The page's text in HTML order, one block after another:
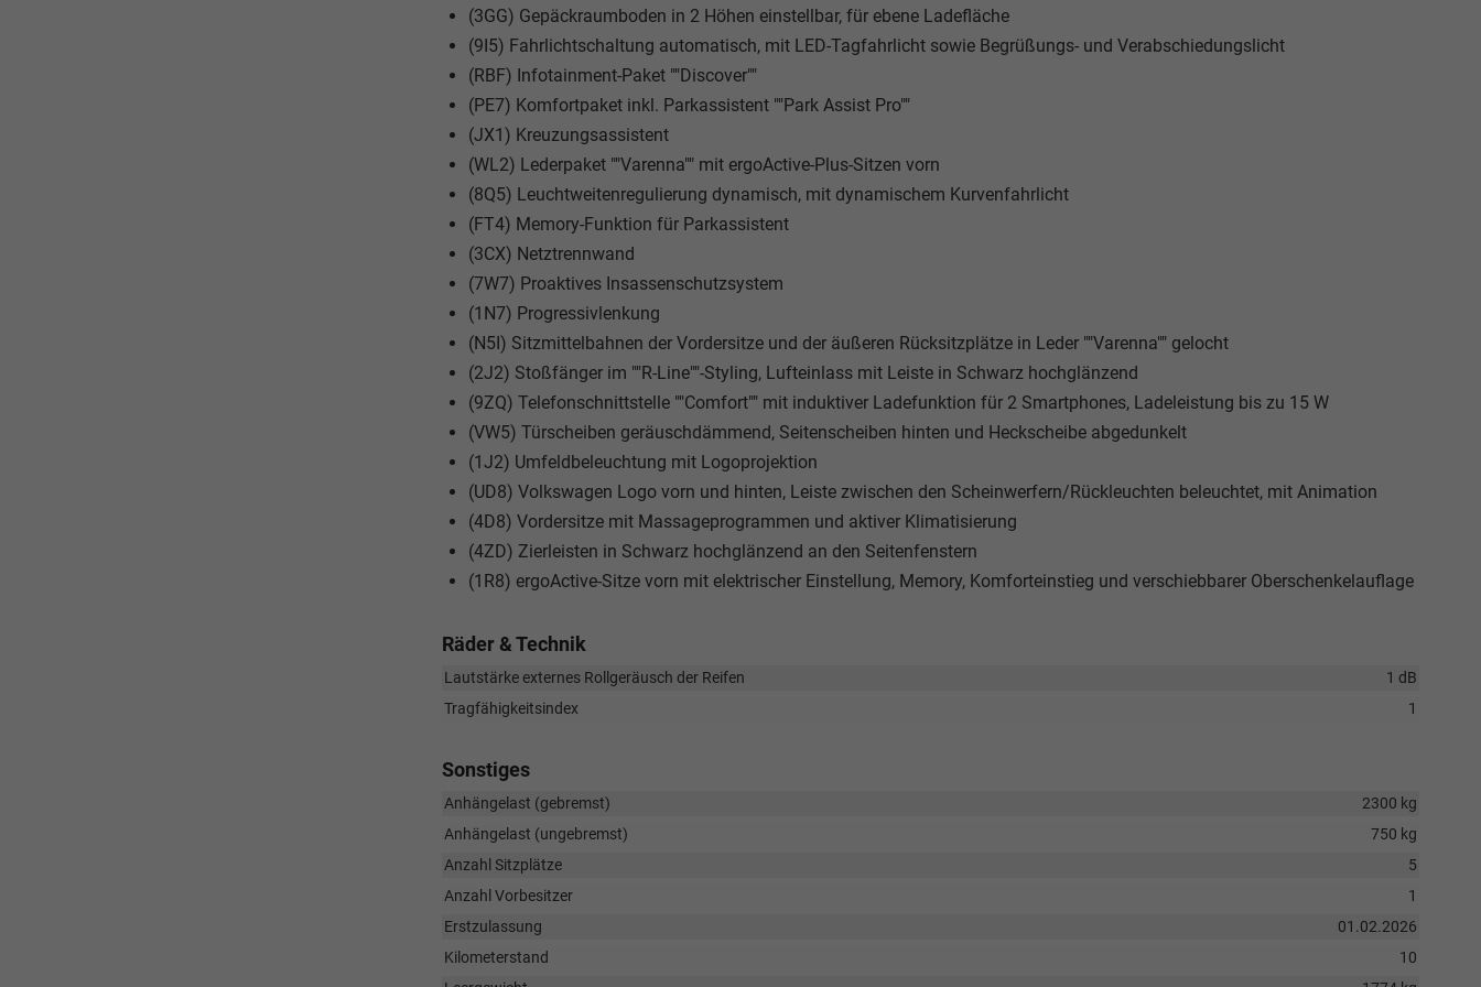
(3GG) Gepäckraumboden in 2 Höhen einstellbar, für ebene Ladefläche
(9I5) Fahrlichtschaltung automatisch, mit LED-Tagfahrlicht sowie Begrüßungs- und Verabschiedungslicht
(RBF) Infotainment-Paket ""Discover""
(PE7) Komfortpaket inkl. Parkassistent ""Park Assist Pro""
(JX1) Kreuzungsassistent
(WL2) Lederpaket ""Varenna"" mit ergoActive-Plus-Sitzen vorn
(8Q5) Leuchtweitenregulierung dynamisch, mit dynamischem Kurvenfahrlicht
(FT4) Memory-Funktion für Parkassistent
(3CX) Netztrennwand
(7W7) Proaktives Insassenschutzsystem
(1N7) Progressivlenkung
(N5I) Sitzmittelbahnen der Vordersitze und der äußeren Rücksitzplätze in Leder ""Varenna"" gelocht
(2J2) Stoßfänger im ""R-Line""-Styling, Lufteinlass mit Leiste in Schwarz hochglänzend
(9ZQ) Telefonschnittstelle ""Comfort"" mit induktiver Ladefunktion für 2 Smartphones, Ladeleistung bis zu 15 W
(VW5) Türscheiben geräuschdämmend, Seitenscheiben hinten und Heckscheibe abgedunkelt
(1J2) Umfeldbeleuchtung mit Logoprojektion
(UD8) Volkswagen Logo vorn und hinten, Leiste zwischen den Scheinwerfern/Rückleuchten beleuchtet, mit Animation
(4D8) Vordersitze mit Massageprogrammen und aktiver Klimatisierung
(4ZD) Zierleisten in Schwarz hochglänzend an den Seitenfenstern
(1R8) ergoActive-Sitze vorn mit elektrischer Einstellung, Memory, Komforteinstieg und verschiebbarer Oberschenkelauflage
Räder & Technik
Lautstärke externes Rollgeräusch der Reifen
1 dB
Tragfähigkeitsindex
1
Sonstiges
Anhängelast (gebremst)
2300 kg
Anhängelast (ungebremst)
750 kg
Anzahl Sitzplätze
5
Anzahl Vorbesitzer
1
Erstzulassung
01.02.2026
Kilometerstand
10